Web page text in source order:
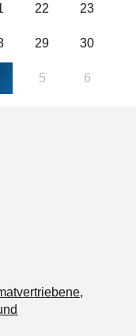
22 23
29 30
5 6